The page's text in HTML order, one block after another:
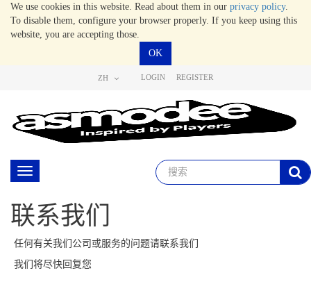
We use cookies in this website. Read about them in our privacy policy.
To disable them, configure your browser properly. If you keep using this
website, you are accepting those.
OK
ZH LOGIN REGISTER
Toggle
联系我们
任何有关我们公司或服务的问题请联系我们
我们将尽快回复您